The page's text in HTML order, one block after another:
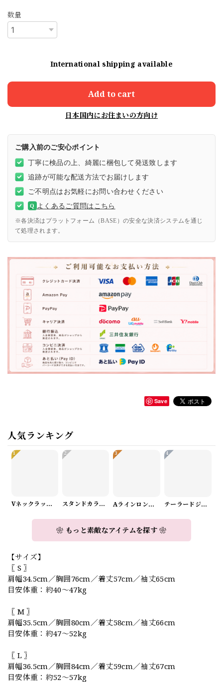
数量
International shipping available
Add to cart
日本国内にお住まいの方向け
ご購入前のご安心ポイント
丁寧に検品の上、綺麗に梱包して発送致します
追跡が可能な配送方法でお届けします
ご不明点はお気軽にお問い合わせください
Q よくあるご質問はこちら
※各決済はプラットフォーム（BASE）の安全な決済システムを通じ
て処理されます。
Save
人気ランキング
1
Vネックラップデザインニット（3color） A1008
2
スタンドカラーロングスリーブリボンブラウス（3color） A1126
3
Aラインロングワンピース（2color） A0908
4
テーラードジャケット＆ワイドパンツスーツwithスカーフ A0987
❀ もっと素敵なアイテムを探す ❀
【サイズ】
〖 S 〗
肩幅34.5cm／胸囲76cm／着丈57cm／袖丈65cm
目安体重：約40〜47kg
〖 M 〗
肩幅35.5cm／胸囲80cm／着丈58cm／袖丈66cm
目安体重：約47〜52kg
〖 L 〗
肩幅36.5cm／胸囲84cm／着丈59cm／袖丈67cm
目安体重：約52〜57kg